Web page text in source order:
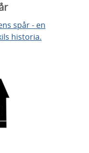
spår - en
historia.